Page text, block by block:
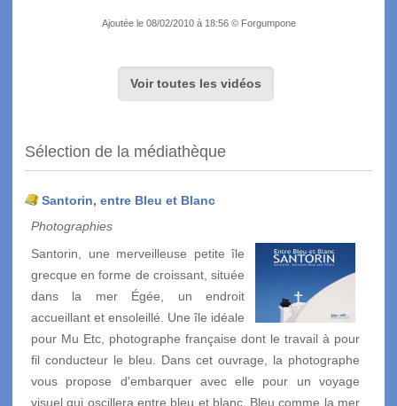
Ajoutée le 08/02/2010 à 18:56 © Forgumpone
Voir toutes les vidéos
Sélection de la médiathèque
Santorin, entre Bleu et Blanc
Photographies
Santorin, une merveilleuse petite île
grecque en forme de croissant, située
dans la mer Égée, un endroit
accueillant et ensoleillé. Une île idéale
pour Mu Etc, photographe française dont le travail à pour
fil conducteur le bleu. Dans cet ouvrage, la photographe
vous propose d'embarquer avec elle pour un voyage
visuel qui oscillera entre bleu et blanc. Bleu comme la mer